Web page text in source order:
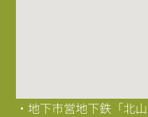
・地下市営地下鉄「北